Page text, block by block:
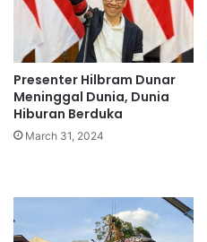
Presenter Hilbram Dunar
Meninggal Dunia, Dunia
Hiburan Berduka
March 31, 2024